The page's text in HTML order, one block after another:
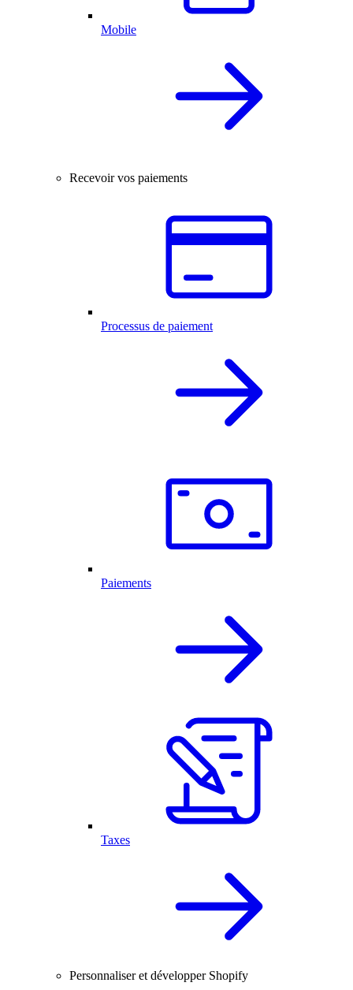
Mobile
Recevoir vos paiements
Processus de paiement
Paiements
Taxes
Personnaliser et développer Shopify